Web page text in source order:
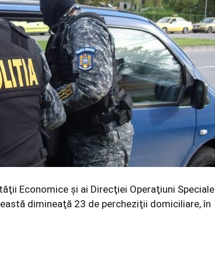
Economice şi ai Direcţiei Operaţiuni Speciale
dimineaţă 23 de percheziţii domiciliare, în